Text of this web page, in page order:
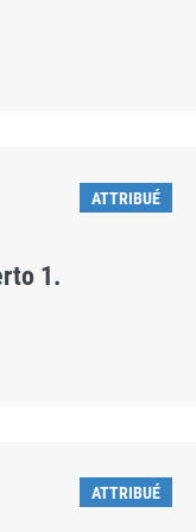
ATTRIBUÉ
1.
ATTRIBUÉ